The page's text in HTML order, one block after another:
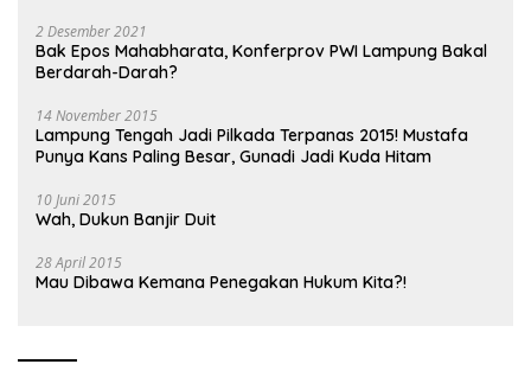
2 Desember 2021
Bak Epos Mahabharata, Konferprov PWI Lampung Bakal
Berdarah-Darah?
14 November 2015
Lampung Tengah Jadi Pilkada Terpanas 2015! Mustafa
Punya Kans Paling Besar, Gunadi Jadi Kuda Hitam
10 Juni 2015
Wah, Dukun Banjir Duit
28 April 2015
Mau Dibawa Kemana Penegakan Hukum Kita?!